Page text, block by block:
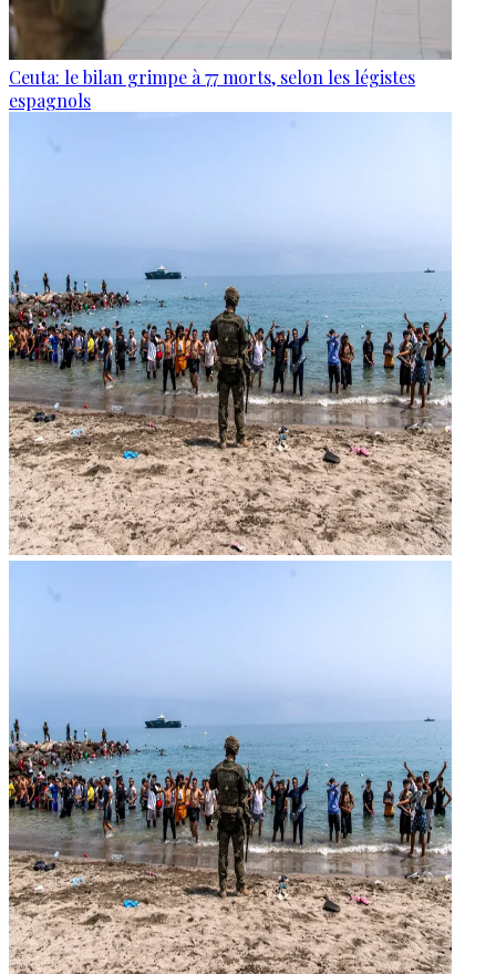
Ceuta: le bilan grimpe à 77 morts, selon les légistes
espagnols